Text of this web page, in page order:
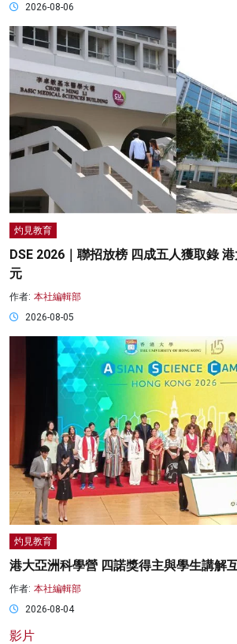
2026-08-06
灼見教育
DSE 2026｜聯招放榜 四成五人獲取錄
元
作者: 本社編輯部
2026-08-05
灼見教育
港大亞洲科學營 四諾獎得主與學生講解
作者: 本社編輯部
2026-08-04
影片